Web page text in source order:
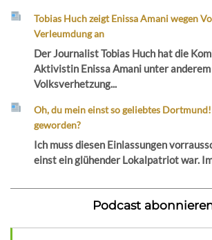
Tobias Huch zeigt Enissa Amani wegen
Verleumdung an
Der Journalist Tobias Huch hat die
Aktivistin Enissa Amani unter anderem
Volksverhetzung...
Oh, du mein einst so geliebtes
geworden?
Ich muss diesen Einlassungen
einst ein glühender Lokalpatriot war.
Podcast